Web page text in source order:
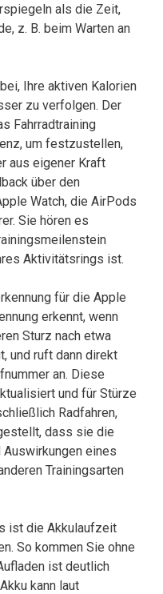
als die Zeit,
z. B. beim Warten an
Ihre aktiven Kalorien
zu verfolgen. Der
Fahrradtraining
um festzustellen,
aus eigener Kraft
über den
Watch, die AirPods
Sie hören es
Aktivitätsrings ist.
für die Apple
erkennt, wenn
Sturz nach etwa
und ruft dann direkt
an. Diese
und für Stürze
Radfahren,
dass sie die
eines
Trainingsarten
ist die Akkulaufzeit
So kommen Sie ohne
ist deutlich
kann laut